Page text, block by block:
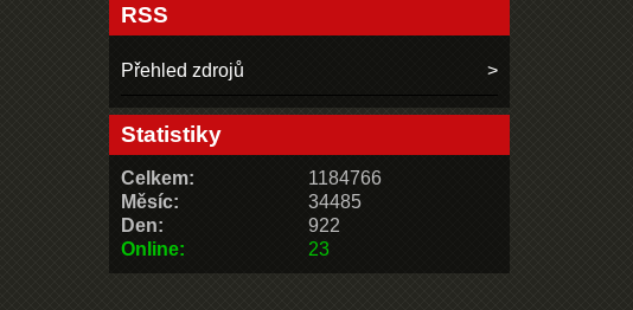
RSS
Přehled zdrojů
Statistiky
Online: 23
Celkem:
1184766
Měsíc:
34485
Den:
922